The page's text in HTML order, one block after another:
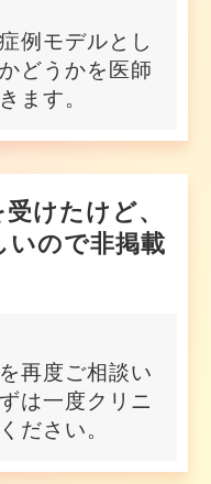
例モデルとし
どうかを医師
ます。
けたけど、
いので非掲載
再度ご相談い
は一度クリニ
ださい。